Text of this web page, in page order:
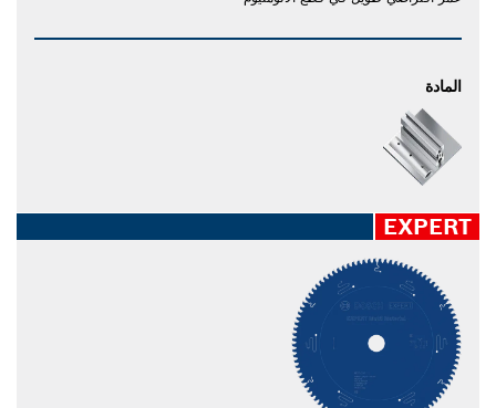
المادة
EXPERT